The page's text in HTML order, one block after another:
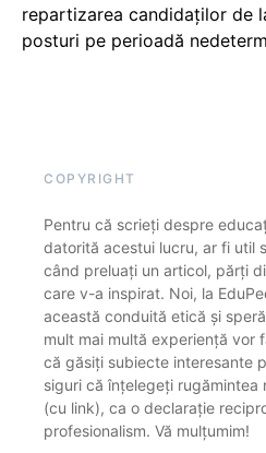
repartizarea candidaților de
posturi pe perioadă
COPYRIGHT
Pentru că scrieți despre
datorită acestui lucru, ar fi util
când preluați un articol, părți
care v-a inspirat. Noi, la
această conduită etică și
mult mai multă experiență vor
că găsiți subiecte interesante
siguri că înțelegeți rugămintea
(cu link), ca o declarație
profesionalism. Vă mulțumim!